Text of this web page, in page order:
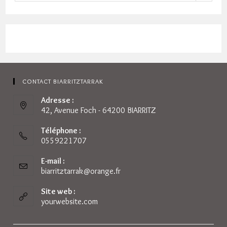
CONTACT BIARRITZTARRAK
Adresse :
42, Avenue Foch - 64200 BIARRITZ
Téléphone :
0559221707
E-mail :
biarritztarrak@orange.frS’ouvre
Site web :
yourwebsite.com